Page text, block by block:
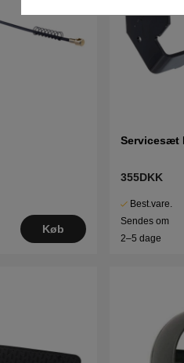
Køb
Servicesæt
355DKK
Best.vare.
Sendes om
2–5 dage